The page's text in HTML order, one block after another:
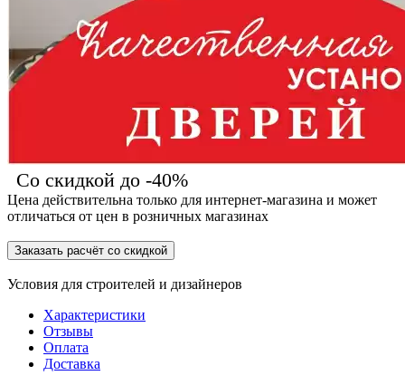
Со скидкой до -40%
Цена действительна только для интернет-магазина и может
отличаться от цен в розничных магазинах
Заказать расчёт со скидкой
Условия для строителей и дизайнеров
Характеристики
Отзывы
Оплата
Доставка